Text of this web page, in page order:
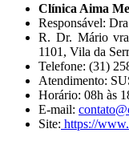
Clínica Aima
Responsável:
R. Dr. Mário
1101, Vila da
Telefone: (31)
Atendimento:
Horário: 08h às
E-mail:
Site: https://